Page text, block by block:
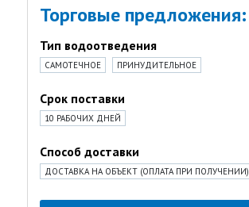
Торговые предложения:
Тип водоотведения
САМОТЕЧНОЕ ПРИНУДИТЕЛЬНОЕ
Срок поставки
10 РАБОЧИХ ДНЕЙ
Способ доставки
ДОСТАВКА НА ОБЪЕКТ (ОПЛАТА ПРИ ПОЛУЧЕНИИ)